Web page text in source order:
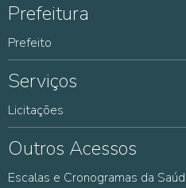
Prefeitura
Prefeito
Serviços
Licitações
Outros Acessos
Escalas e Cronogramas da